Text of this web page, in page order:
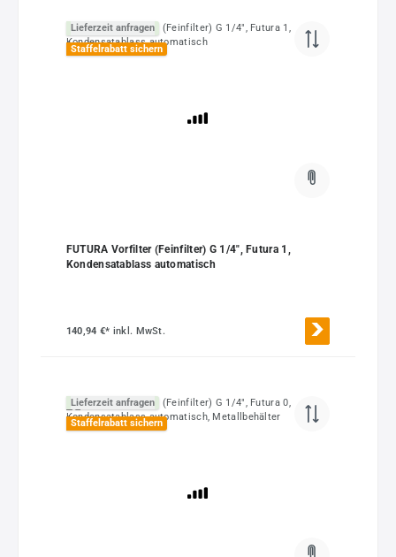
Lieferzeit anfragen
Staffelrabatt sichern
FUTURA Vorfilter (Feinfilter) G 1/4", Futura 1,
Kondensatablass automatisch
140,94 €* inkl. MwSt.
Lieferzeit anfragen
Staffelrabatt sichern